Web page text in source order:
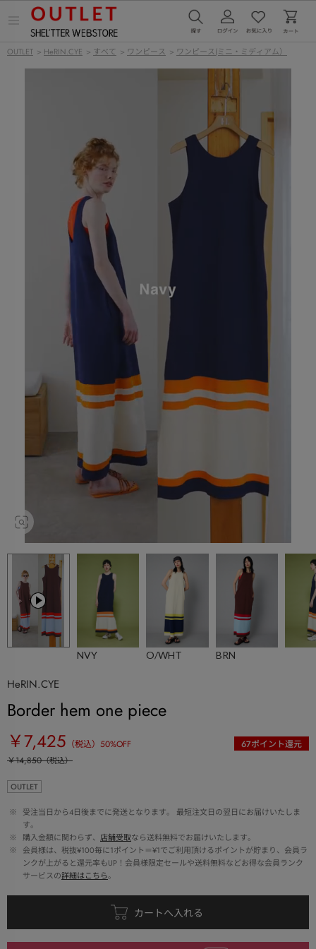
ー
OUTLET > HeRIN.CYE > すべて > ワンピース > ワンピース(ミニ・ミディアム）
NVY O/WHT BRN
HeRIN.CYE
Border hem one piece
￥7,425 （税込） 50%OFF 67ポイント還元
￥14,850（税込）
OUTLET
※
受注当日から4日後までに発送となります。 最短注文日の翌日にお届けいたしま
す。
※
購入金額に関わらず、 店舗受取なら送料無料でお届けいたします。
※
会員様は、税抜¥100毎に1ポイント＝¥1でご利用頂けるポイントが貯まり、会員ラ
ンクが上がると還元率もUP！会員様限定セールや送料無料などお得な会員ランク
サービスの詳細はこちら。